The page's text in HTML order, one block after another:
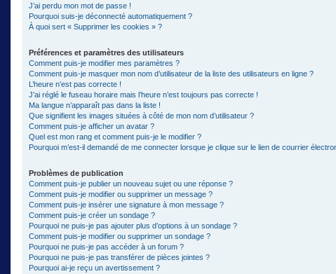
J’ai perdu mon mot de passe !
Pourquoi suis-je déconnecté automatiquement ?
À quoi sert « Supprimer les cookies » ?
Préférences et paramètres des utilisateurs
Comment puis-je modifier mes paramètres ?
Comment puis-je masquer mon nom d’utilisateur de la liste des utilisateurs en ligne ?
L’heure n’est pas correcte !
J’ai réglé le fuseau horaire mais l’heure n’est toujours pas correcte !
Ma langue n’apparaît pas dans la liste !
Que signifient les images situées à côté de mon nom d’utilisateur ?
Comment puis-je afficher un avatar ?
Quel est mon rang et comment puis-je le modifier ?
Pourquoi m’est-il demandé de me connecter lorsque je clique sur le lien de courrier
Problèmes de publication
Comment puis-je publier un nouveau sujet ou une réponse ?
Comment puis-je modifier ou supprimer un message ?
Comment puis-je insérer une signature à mon message ?
Comment puis-je créer un sondage ?
Pourquoi ne puis-je pas ajouter plus d’options à un sondage ?
Comment puis-je modifier ou supprimer un sondage ?
Pourquoi ne puis-je pas accéder à un forum ?
Pourquoi ne puis-je pas transférer de pièces jointes ?
Pourquoi ai-je reçu un avertissement ?